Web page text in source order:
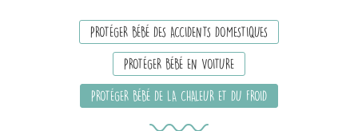
PROTÉGER BÉBÉ DES ACCIDENTS DOMESTIQUES
PROTÉGER BÉBÉ EN VOITURE
PROTÉGER BÉBÉ DE LA CHALEUR ET DU FROID